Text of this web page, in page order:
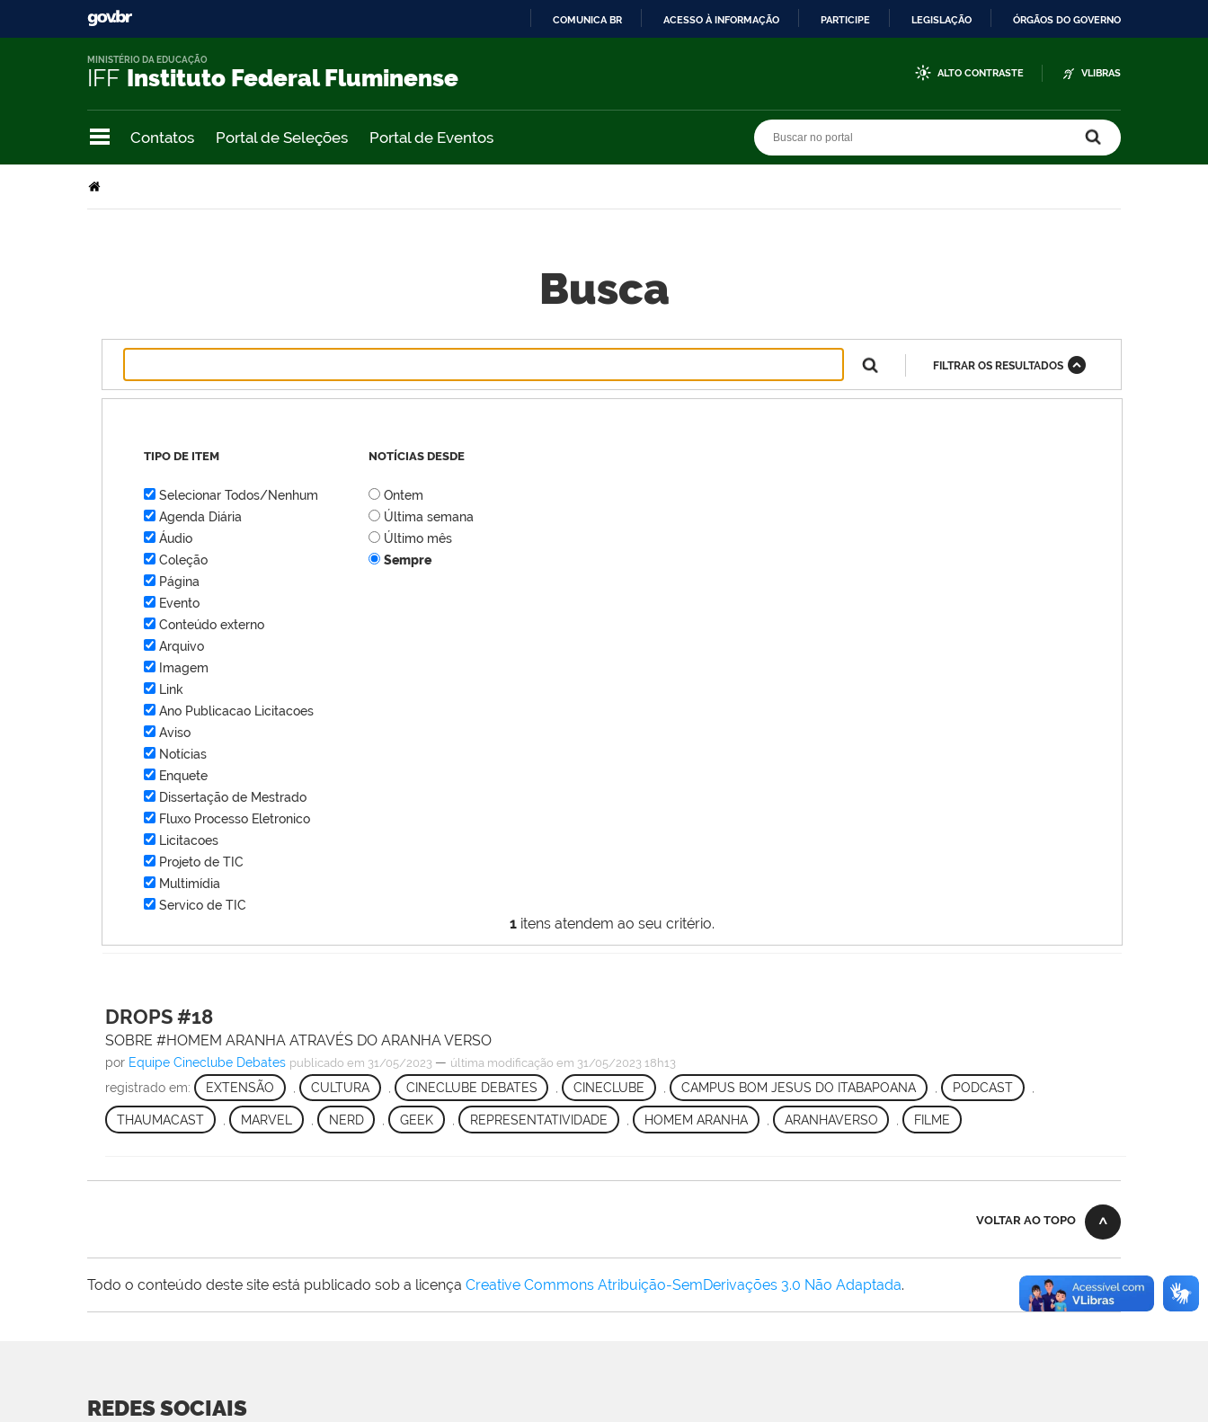
COMUNICA BR ACESSO À INFORMAÇÃO PARTICIPE LEGISLAÇÃO ÓRGÃOS DO GOVERNO
IFF Instituto Federal Fluminense
MINISTÉRIO DA EDUCAÇÃO
ALTO CONTRASTE VLIBRAS
Contatos Portal de Seleções Portal de Eventos
Busca
1 itens atendem ao seu critério.
FILTRAR OS RESULTADOS
TIPO DE ITEM
Selecionar Todos/Nenhum
Agenda Diária
Áudio
Coleção
Página
Evento
Conteúdo externo
Arquivo
Imagem
Link
Ano Publicacao Licitacoes
Aviso
Notícias
Enquete
Dissertação de Mestrado
Fluxo Processo Eletronico
Licitacoes
Projeto de TIC
Multimídia
Servico de TIC
NOTÍCIAS DESDE
Ontem
Última semana
Último mês
Sempre
DROPS #18
SOBRE #HOMEM ARANHA ATRAVÉS DO ARANHA VERSO
por Equipe Cineclube Debates publicado em 31/05/2023 — última modificação em 31/05/2023 18h13
registrado em: EXTENSÃO CULTURA CINECLUBE DEBATES , CINECLUBE , CAMPUS BOM JESUS DO ITABAPOANA PODCAST
THAUMACAST MARVEL NERD , GEEK , REPRESENTATIVIDADE HOMEM ARANHA ARANHAVERSO , FILME
VOLTAR AO TOPO
Todo o conteúdo deste site está publicado sob a licença Creative Commons Atribuição-SemDerivações 3.0 Não Adaptada.
REDES SOCIAIS